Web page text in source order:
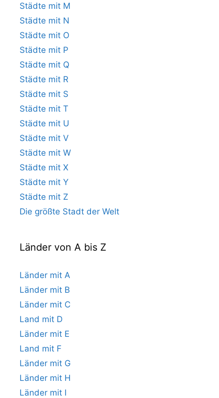
Städte mit M
Städte mit N
Städte mit O
Städte mit P
Städte mit Q
Städte mit R
Städte mit S
Städte mit T
Städte mit U
Städte mit V
Städte mit W
Städte mit X
Städte mit Y
Städte mit Z
Die größte Stadt der Welt
Länder von A bis Z
Länder mit A
Länder mit B
Länder mit C
Land mit D
Länder mit E
Land mit F
Länder mit G
Länder mit H
Länder mit I